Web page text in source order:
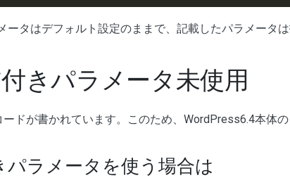
タはデフォルト設定のままで、記載したパラメータ
きパラメータ未使用
ドが書かれています。このため、WordPress6.4本体
ラメータを使う場合は